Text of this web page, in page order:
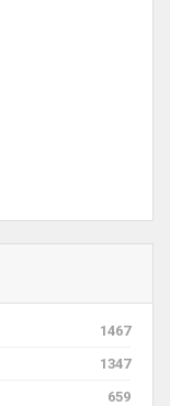
1467
1347
659